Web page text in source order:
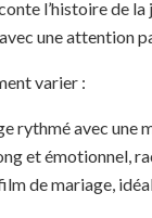
l’histoire de
une attention
varier :
rythmé avec une
et émotionnel,
de mariage,